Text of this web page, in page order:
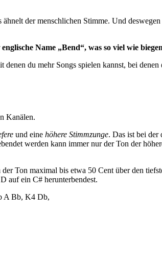
der menschlichen Stimme. Und
englische Name „Bend“, was so viel wie
du mehr Songs spielen kannst, bei denen
Kanälen.
und eine höhere Stimmzunge. Das ist bei der
werden kann immer nur der Ton der
Ton maximal bis etwa 50 Cent über den
auf ein C# herunterbendest.